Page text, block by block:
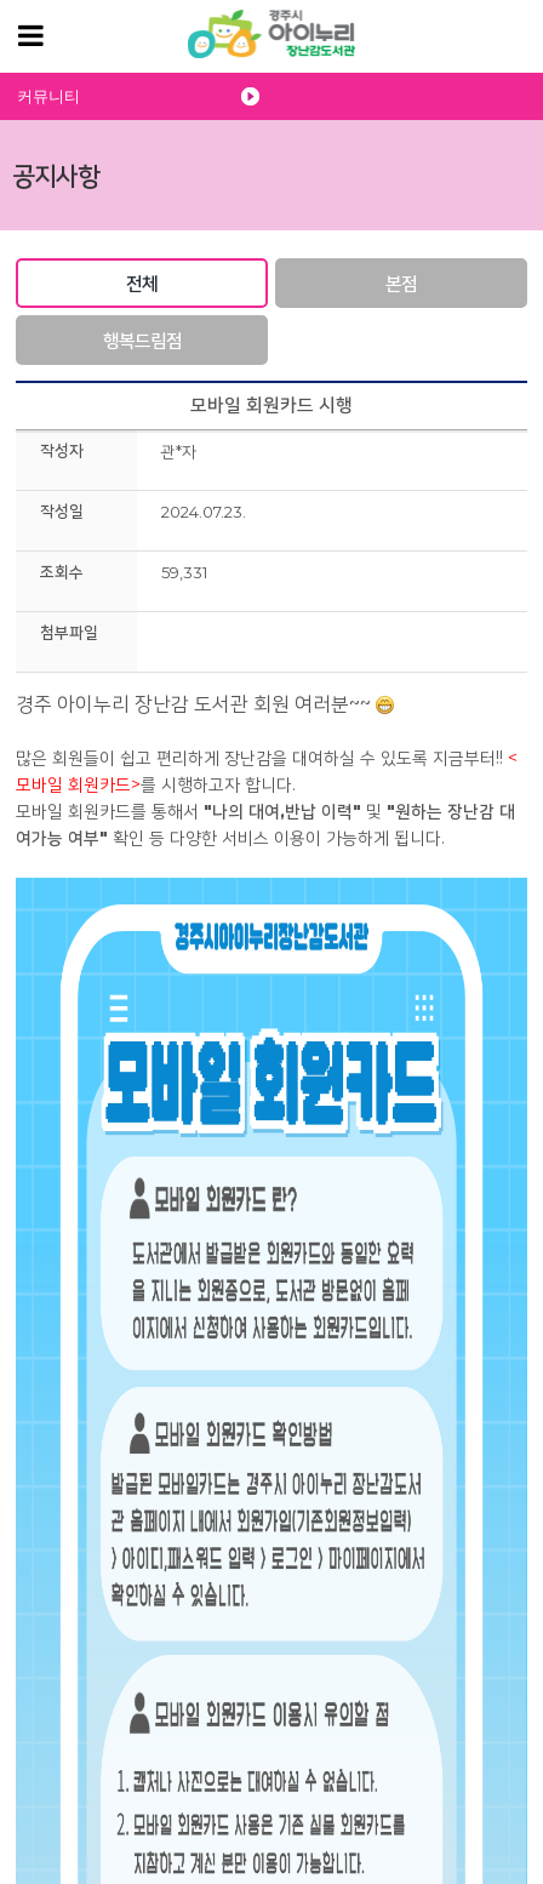
공지사항
커뮤니티
전체 본점
행복드림점
모바일 회원카드 시행
작성자 관*자
작성일 2024.07.23.
조회수 59,331
첨부파일
경주 아이누리 장난감 도서관 회원 여러분~~
많은 회원들이 쉽고 편리하게 장난감을 대여하실 수 있도록 지금부터!! <
모바일 회원카드>를 시행하고자 합니다.
모바일 회원카드를 통해서 "나의 대여,반납 이력" 및 "원하는 장난감 대
여가능 여부" 확인 등 다양한 서비스 이용이 가능하게 됩니다.